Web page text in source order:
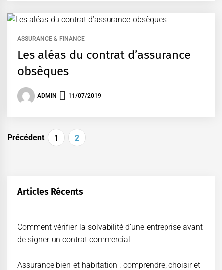
ASSURANCE & FINANCE
Les aléas du contrat d’assurance
obsèques
ADMIN 11/07/2019
Pagination
Précédent 1 2
Articles Récents
Comment vérifier la solvabilité d’une entreprise avant
de signer un contrat commercial
Assurance bien et habitation : comprendre, choisir et